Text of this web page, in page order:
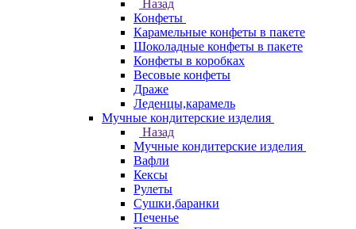
Назад
Конфеты
Карамельные конфеты в пакете
Шоколадные конфеты в пакете
Конфеты в коробках
Весовые конфеты
Драже
Леденцы,карамель
Мучные кондитерские изделия
Назад
Мучные кондитерские изделия
Вафли
Кексы
Рулеты
Сушки,баранки
Печенье